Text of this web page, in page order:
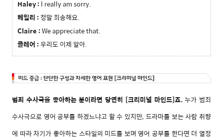
Haley :I really am sorry.
헤일리 :정말 죄송해요.
Claire :We appreciate that.
클레어 :우리도 이제 알아.
범죄 수사극을 좋아하는 분이라면 당연히 [크리미널 마인드]죠.누가 범죄
수사극으로 영어 공부를 하겠느냐고 할 수 있지만, 드라마를 보는 사람 취향
에 따라 자기가 좋아하는 스타일의 미드를 보며 영어 공부를 한다면 더 열정